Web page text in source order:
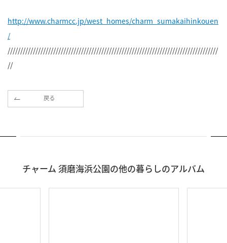
http://www.charmcc.jp/west_homes/charm_sumakaihinkouen
/
///////////////////////////////////////////////////////////////////////////////////
//
戻る
チャーム 須磨海浜公園の他の暮らしのアルバム